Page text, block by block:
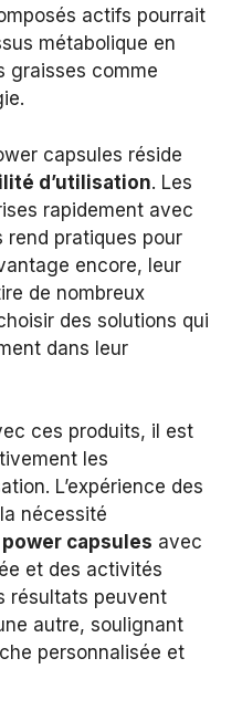
actifs pourrait
métabolique en
graisses comme
capsules réside
d’utilisation. Les
rapidement avec
rend pratiques pour
encore, leur
de nombreux
des solutions qui
dans leur
ces produits, il est
les
L’expérience des
nécessité
capsules avec
et des activités
résultats peuvent
autre, soulignant
personnalisée et